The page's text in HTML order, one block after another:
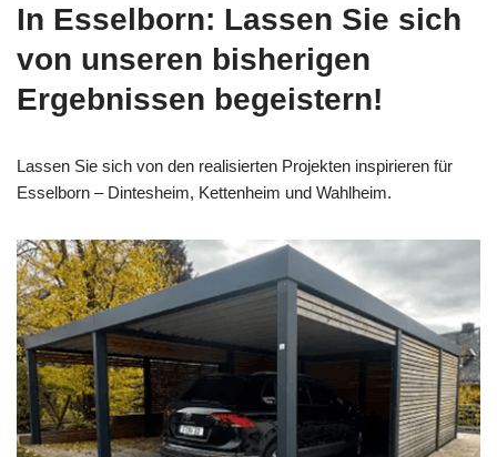
In Esselborn: Lassen Sie sich
von unseren bisherigen
Ergebnissen begeistern!
Lassen Sie sich von den realisierten Projekten inspirieren für
Esselborn – Dintesheim, Kettenheim und Wahlheim.